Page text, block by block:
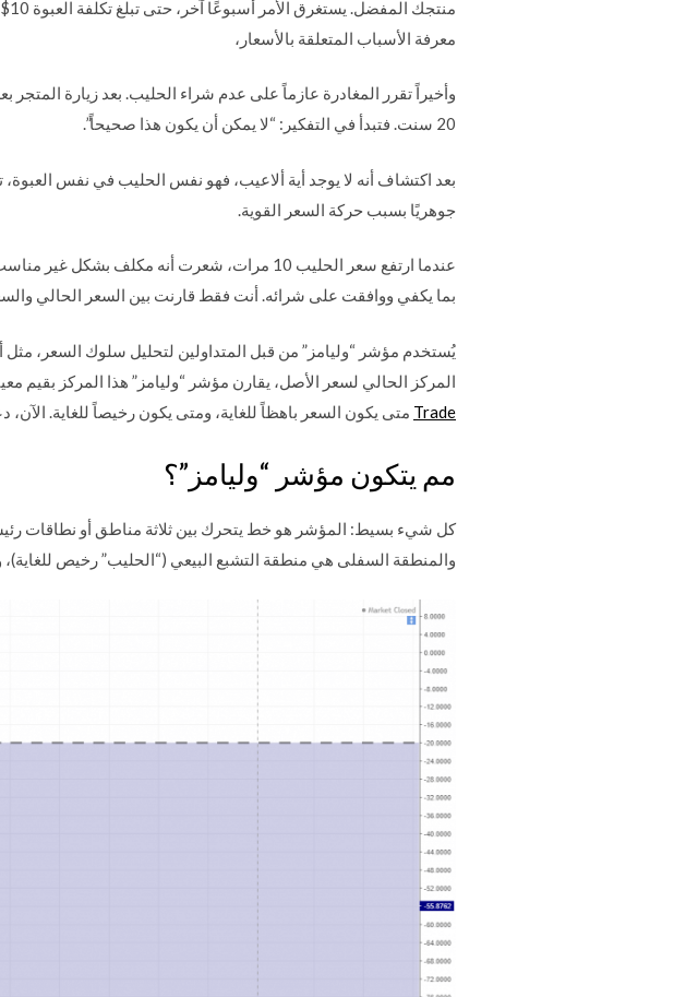
معرفة الأسباب المتعلقة بالأسعار،
وأخيراً تقرر المغادرة عازماً على عدم شراء الحليب. بعد زيارة
20 سنت. فتبدأ في التفكير: “لا يمكن أن يكون هذا صحيحاً”.
بعد اكتشاف أنه لا يوجد أية ألاعيب، فهو نفس الحليب في نفس
جوهريًا بسبب حركة السعر القوية.
عندما ارتفع سعر الحليب 10 مرات، شعرت أنه
بما يكفي ووافقت على شرائه. أنت فقط قارنت بين السعر الحالي
يُستخدم مؤشر “وليامز” من قبل المتداولين لتحليل سلوك السعر،
المركز الحالي لسعر الأصل، يقارن مؤشر “وليامز” هذا المركز بقيم
Trade متى يكون السعر باهظاً للغاية، ومتى يكون رخيصاً للغاية. الآن،
مم يتكون مؤشر “وليامز”؟
كل شيء بسيط: المؤشر هو خط يتحرك بين ثلاثة مناطق أو نطاقات
والمنطقة السفلى هي منطقة التشبع البيعي (“الحليب” رخيص